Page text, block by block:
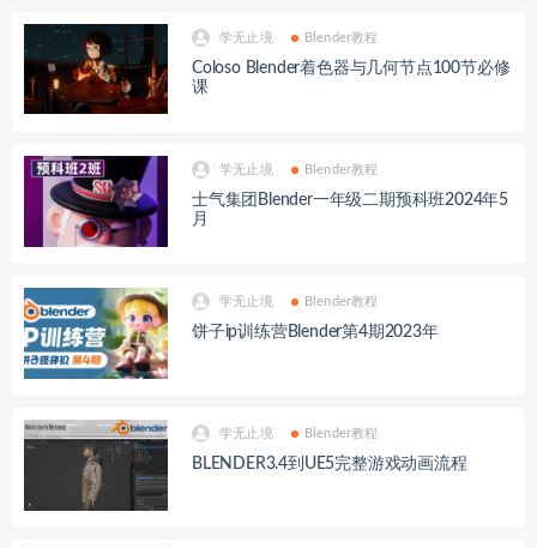
学无止境 Blender教程
Coloso Blender着色器与几何节点100节必修
课
学无止境 Blender教程
士气集团Blender一年级二期预科班2024年5
月
学无止境 Blender教程
饼子ip训练营Blender第4期2023年
学无止境 Blender教程
BLENDER3.4到UE5完整游戏动画流程